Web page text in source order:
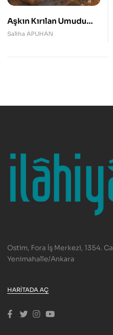
Aşkın Kırılan Umudu
Meryem…
Saliha APUHAN
Ostim, Fora İş Merkezi, 1354.
Yenimahalle/Ankara
HARITADA AÇ